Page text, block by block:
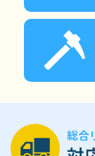
総合